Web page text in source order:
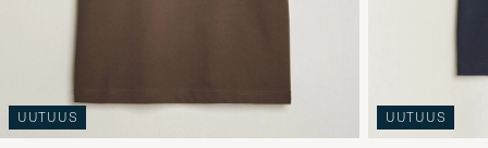
UUTUUS UUTUUS